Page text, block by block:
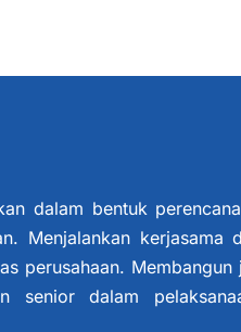
dalam bentuk
Menjalankan kerjasama
perusahaan. Membangun
senior dalam